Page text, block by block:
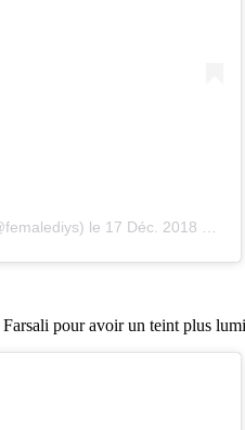
le 17 Déc. 2018 à 1 :45 PST
pour avoir un teint plus